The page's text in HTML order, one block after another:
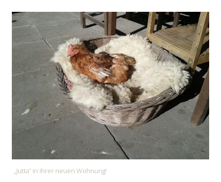
„Jutta“ in ihrer neuen Wohnung!